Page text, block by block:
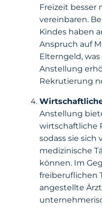
Freizeit besser
vereinbaren.
Kindes haben
Anspruch auf
Elterngeld,
Anstellung
Rekrutierung
Anstellung
wirtschaftliche
sodass sie sich
medizinische
können. Im
freiberuflichen
angestellte